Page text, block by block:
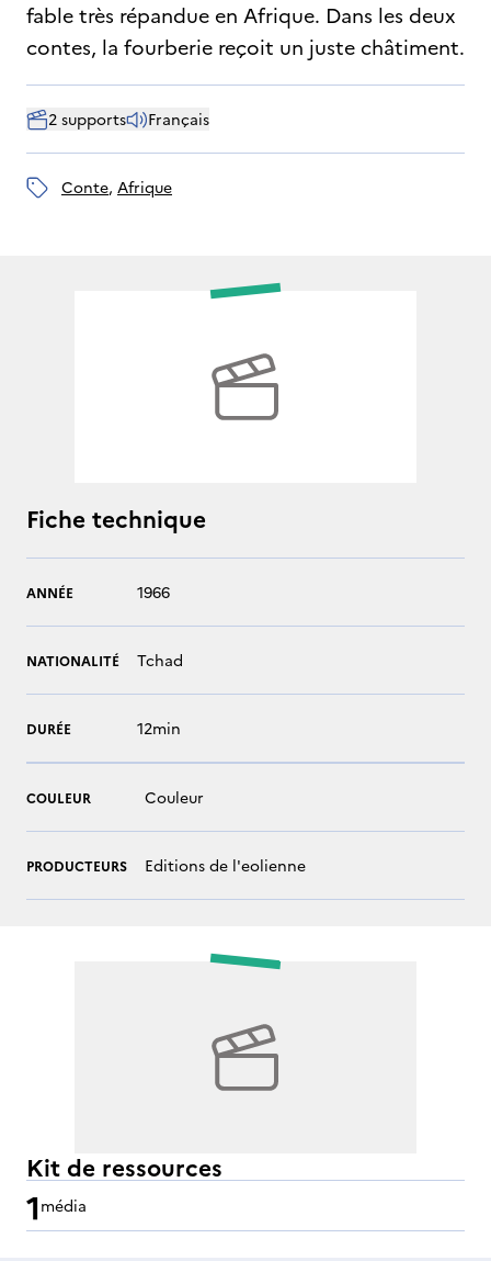
fable très répandue en Afrique. Dans les deux
contes, la fourberie reçoit un juste châtiment.
2 supports Français
conte, Afrique
Fiche technique
ANNÉE 1966
NATIONALITÉ Tchad
DURÉE 12min
COULEUR Couleur
PRODUCTEURS Editions de l'eolienne
Kit de ressources
1média